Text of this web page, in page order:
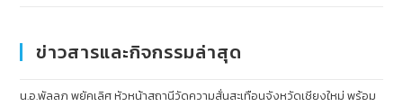
ข่าวสารและกิจกรรมล่าสุด
น.อ.พัลลภ พยัคเลิศ หัวหน้าสถานีวัดความสั่นสะเทือนจังหวัดเชียงใหม่ พร้อม